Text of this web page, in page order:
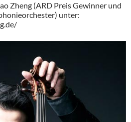
Zheng (ARD Preis Gewinner und
unter: